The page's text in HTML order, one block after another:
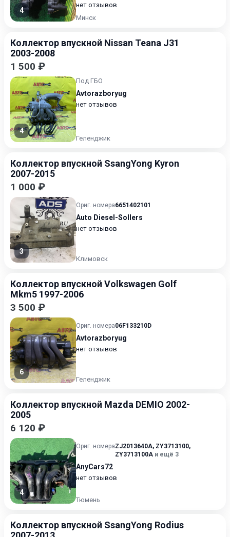
4
нет отзывов
Минск
Коллектор впускной Nissan Teana J31
2003-2008
1 500 ₽
4
Под ГБО
Avtorazboryug
нет отзывов
Геленджик
Коллектор впускной SsangYong Kyron
2007-2015
1 000 ₽
3
Ориг. номера6651402101
Auto Diesel-Sollers
нет отзывов
Климовск
Коллектор впускной Volkswagen Golf
Mkm5 1997-2006
3 500 ₽
6
Ориг. номера06F133210D
Avtorazboryug
нет отзывов
Геленджик
Коллектор впускной Mazda DEMIO 2002-
2005
6 120 ₽
4
Ориг. номераZJ2013640A, ZY3713100,
ZY3713100A и ещё 3
AnyCars72
нет отзывов
Тюмень
Коллектор впускной SsangYong Rodius